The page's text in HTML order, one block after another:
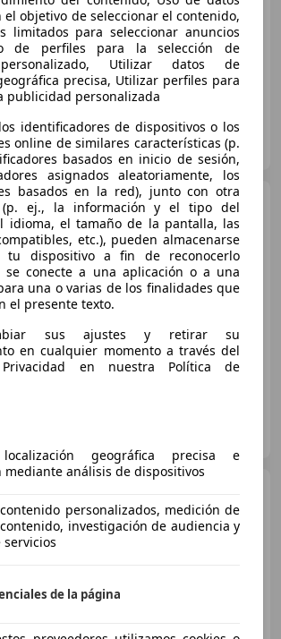
Sin comparación
km Diésel 55 kW (75 CV)
Toyota Yaris1.4D-4D Sol
€ 7.990
Sin
km Diésel 66 kW (90 CV)
Buen
km Diésel 66 kW (90 CV)
el objetivo de seleccionar el contenido,
limitados para seleccionar anuncios
de perfiles para la selección de
Utilizar datos de
precisa, Utilizar perfiles para
publicidad personalizada
identificadores de dispositivos o los
online de similares características (p.
basados en inicio de sesión,
asignados aleatoriamente, los
basados en la red), junto con otra
(p. ej., la información y el tipo del
idioma, el tamaño de la pantalla, las
etc.), pueden almacenarse
dispositivo a fin de reconocerlo
se conecte a una aplicación o a una
una o varias de los finalidades que
el presente texto.
sus ajustes y retirar su
en cualquier momento a través del
en nuestra Política de
geográfica precisa e
mediante análisis de dispositivos
personalizados, medición de
investigación de audiencia y
de la página